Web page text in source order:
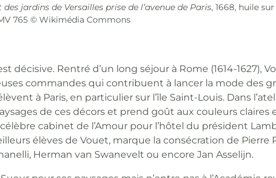
jardins de Versailles prise de l’avenue de Paris, 1668, huile
765 © Wikimédia Commons
décisive. Rentré d’un long séjour à Rome (1614-1627),
commandes qui contribuent à lancer la mode des
à Paris, en particulier sur l’île Saint-Louis. Dans
de ces décors et prend goût aux couleurs claires
cabinet de l’Amour pour l’hôtel du président
élèves de Vouet, marque la consécration de Pierre
Herman van Swanevelt ou encore Jan Asselijn.